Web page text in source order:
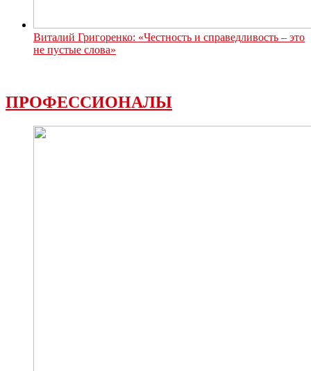
Виталий Григоренко: «Честность и справедливость – это
не пустые слова»
ПРОФЕССИОНАЛЫ